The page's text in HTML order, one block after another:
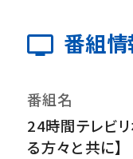
番組
番組名
24時間テレビ
る方々と共に】